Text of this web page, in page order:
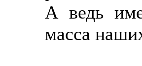
А ведь
масса